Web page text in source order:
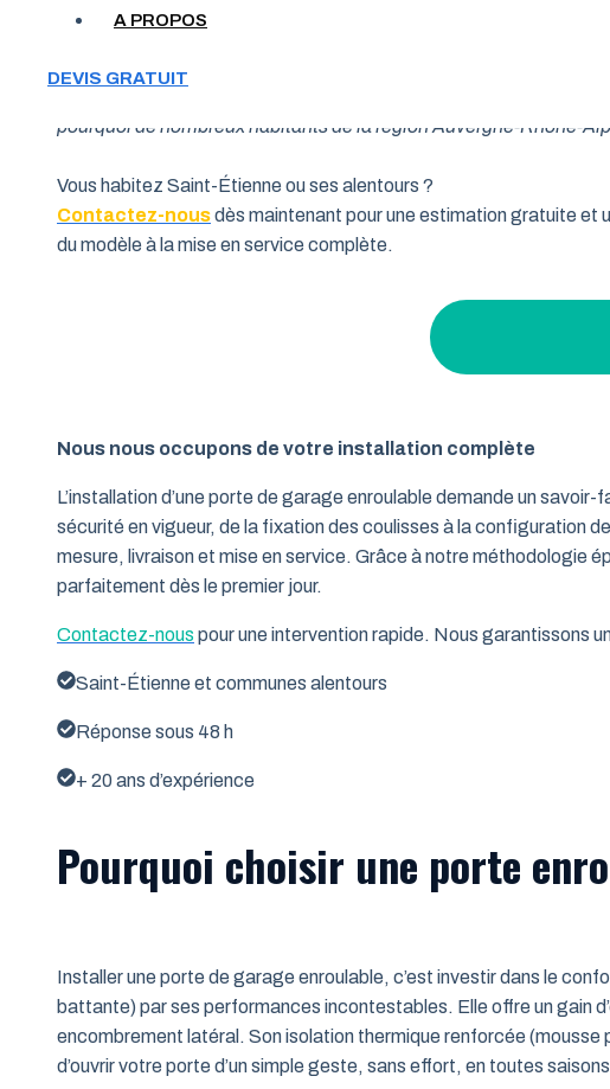
A PROPOS
DEVIS GRATUIT
pourquoi de nombreux habitants de la région Auvergne-Rhône-
Vous habitez Saint-Étienne ou ses alentours ?
Contactez-nousdès maintenant pour une estimation gratuite et
du modèle à la mise en service complète.
Nous nous occupons de votre installation complète
L’installation d’une porte de garage enroulable demande un
sécurité en vigueur, de la fixation des coulisses à la configuration
mesure, livraison et mise en service. Grâce à notre méthodologie
parfaitement dès le premier jour.
Contactez-nous pour une intervention rapide. Nous garantissons
Saint-Étienne et communes alentours
Réponse sous 48 h
+ 20 ans d’expérience
Pourquoi choisir une porte
Installer une porte de garage enroulable, c’est investir dans le
battante) par ses performances incontestables. Elle offre un gain
encombrement latéral. Son isolation thermique renforcée
d’ouvrir votre porte d’un simple geste, sans effort, en toutes